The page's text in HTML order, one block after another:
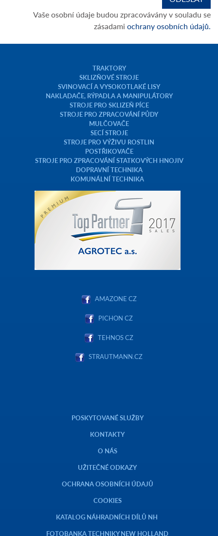
Vaše osobní údaje budou zpracovávány v souladu se
zásadami ochrany osobních údajů.
TRAKTORY
SKLIZŇOVÉ STROJE
SVINOVACÍ A VYSOKOTLAKÉ LISY
NAKLADAČE, RÝPADLA A MANIPULÁTORY
STROJE PRO SKLIZEŇ PÍCE
STROJE PRO ZPRACOVÁNÍ PŮDY
MULČOVAČE
SECÍ STROJE
STROJE PRO VÝŽIVU ROSTLIN
POSTŘIKOVAČE
STROJE PRO ZPRACOVÁNÍ STATKOVÝCH HNOJIV
DOPRAVNÍ TECHNIKA
KOMUNÁLNÍ TECHNIKA
AMAZONE CZ
PICHON CZ
TEHNOS CZ
STRAUTMANN.CZ
POSKYTOVANÉ SLUŽBY
KONTAKTY
O NÁS
UŽITEČNÉ ODKAZY
OCHRANA OSOBNÍCH ÚDAJŮ
COOKIES
KATALOG NÁHRADNÍCH DÍLŮ NH
FOTOBANKA TECHNIKY NEW HOLLAND